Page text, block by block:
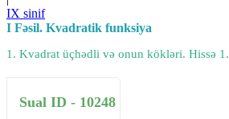
IX sinif
I Fəsil. Kvadratik funksiya
1. Kvadrat üçhədli və onun kökləri. Hissə 1.
Sual ID - 10248